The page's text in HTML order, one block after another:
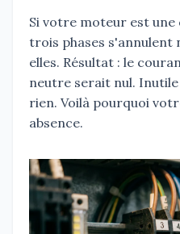
Si votre moteur est une
trois phases
elles. Résultat : le
neutre serait nul.
rien. Voilà pourquoi
absence.